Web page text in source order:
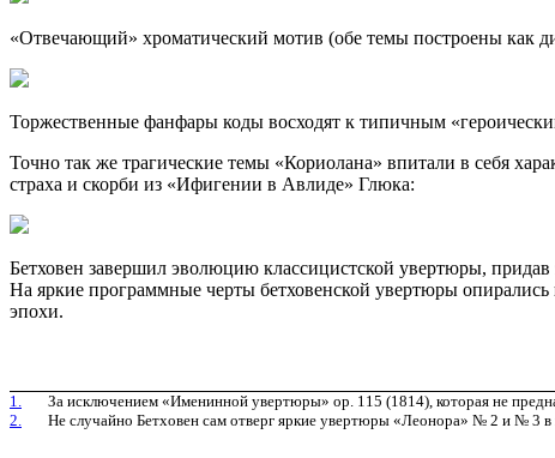
«Отвечающий» хроматический мотив (обе темы построены как
Торжественные фанфары коды восходят к типичным
Точно так же трагические темы «Кориолана» впитали в себя
страха и скорби из «Ифигении в Авлиде» Глюка:
Бетховен завершил эволюцию классицистской увертюры,
На яркие программные черты бетховенской увертюры
эпохи.
1.
За исключением «Именинной увертюры» ор. 115 (1814), которая не
2.
Не случайно Бетховен сам отверг яркие увертюры «Леонора» № 2 и № 3 в